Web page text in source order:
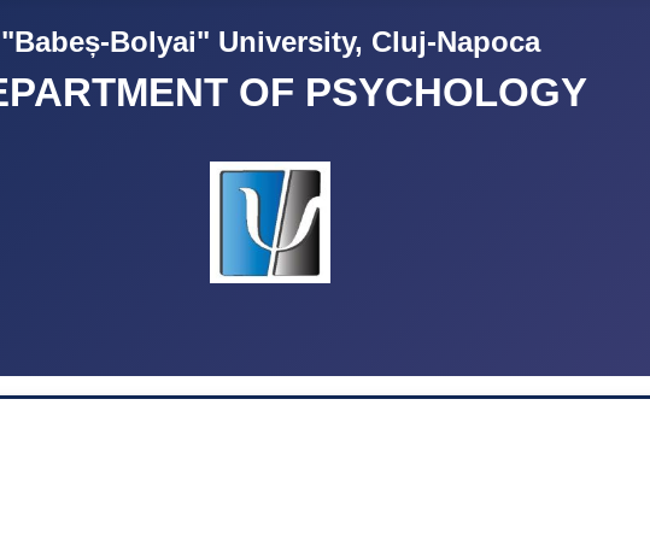
"Babeș-Bolyai" University, Cluj-Napoca
OF PSYCHOLOGY